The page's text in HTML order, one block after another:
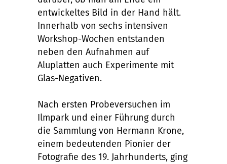
entwickeltes Bild in der Hand hält.
Innerhalb von sechs intensiven
Workshop-Wochen entstanden
neben den Aufnahmen auf
Aluplatten auch Experimente mit
Glas-Negativen.
Nach ersten Probeversuchen im
Ilmpark und einer Führung durch
die Sammlung von Hermann Krone,
einem bedeutenden Pionier der
Fotografie des 19. Jahrhunderts, ging